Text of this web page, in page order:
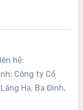
hệ:
Công ty Cổ
Hạ, Ba Đình,